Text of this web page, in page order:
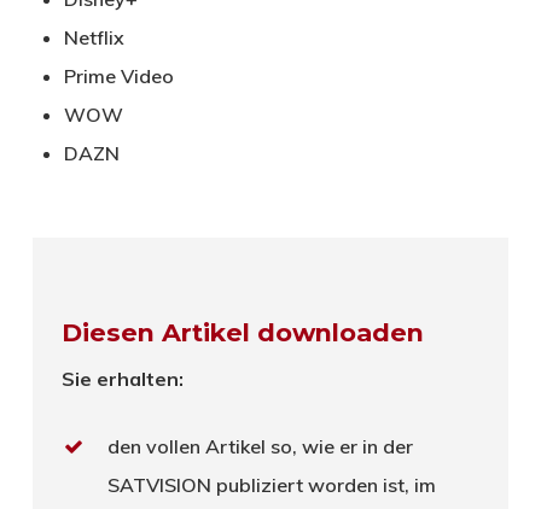
Netflix
Prime Video
WOW
DAZN
Diesen Artikel downloaden
Sie erhalten:
den vollen Artikel so, wie er in der
SATVISION publiziert worden ist, im